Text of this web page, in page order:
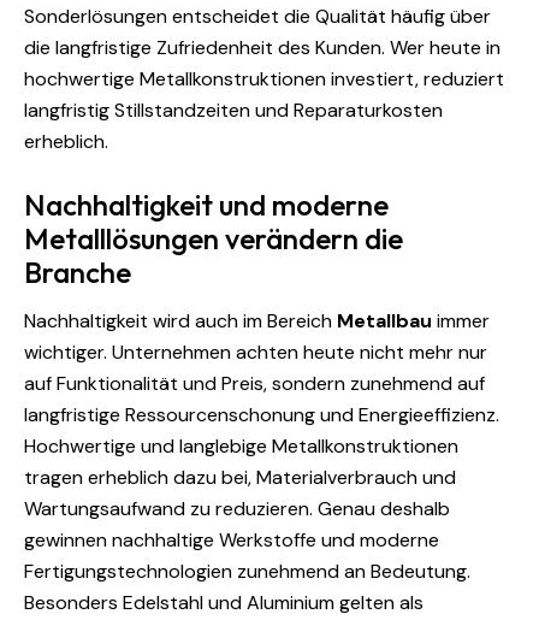
Sonderlösungen entscheidet die Qualität häufig über
die langfristige Zufriedenheit des Kunden. Wer heute in
hochwertige Metallkonstruktionen investiert, reduziert
langfristig Stillstandzeiten und Reparaturkosten
erheblich.
Nachhaltigkeit und moderne
Metalllösungen verändern die
Branche
Nachhaltigkeit wird auch im Bereich Metallbau immer
wichtiger. Unternehmen achten heute nicht mehr nur
auf Funktionalität und Preis, sondern zunehmend auf
langfristige Ressourcenschonung und Energieeffizienz.
Hochwertige und langlebige Metallkonstruktionen
tragen erheblich dazu bei, Materialverbrauch und
Wartungsaufwand zu reduzieren. Genau deshalb
gewinnen nachhaltige Werkstoffe und moderne
Fertigungstechnologien zunehmend an Bedeutung.
Besonders Edelstahl und Aluminium gelten als